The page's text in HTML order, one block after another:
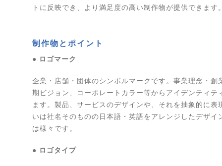
トに反映でき、より満足度の高い制作物が提供できます
制作物とポイント
● ロゴマーク
企業・店舗・団体のシンボルマークです。事業理念・創
期ビジョン、コーポレートカラー等からアイデンティテ
ます。製品、サービスのデザインや、それを抽象的に表
いは社名そのものの日本語・英語をアレンジしたデザイ
は様々です。
● ロゴタイプ